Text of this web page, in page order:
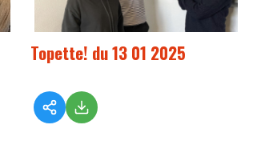
Topette! du 13 01 2025